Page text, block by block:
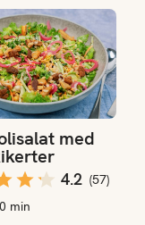
med
4.2 (57)
min
med sprø